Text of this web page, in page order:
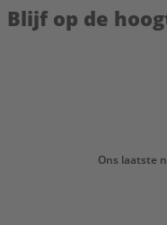
Blijf op de
Ons laatste